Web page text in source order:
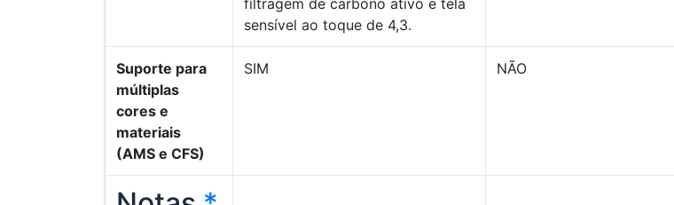
filtragem de carbono ativo e tela
sensível ao toque de 4,3.
Suporte para
múltiplas
cores e
materiais
(AMS e CFS)
SIM NÃO